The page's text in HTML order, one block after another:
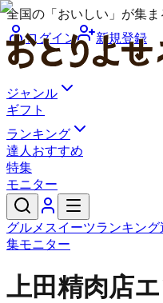
全国の「おいしい」が集
ログイン
新規登録
ジャンル
ギフト
ランキング
達人おすすめ
特集
モニター
グルメ スイーツランキング
集モニター
上田精肉店